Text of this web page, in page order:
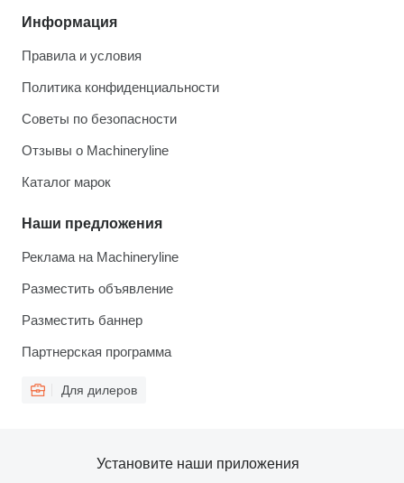
Информация
Правила и условия
Политика конфиденциальности
Советы по безопасности
Отзывы о Machineryline
Каталог марок
Наши предложения
Реклама на Machineryline
Разместить объявление
Разместить баннер
Партнерская программа
Для дилеров
Установите наши приложения